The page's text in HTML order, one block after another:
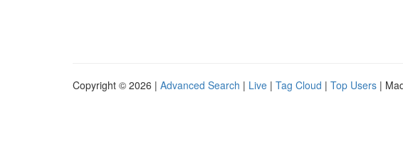
Copyright © 2026 | Advanced Search | Live | Tag Cloud | Top Users |